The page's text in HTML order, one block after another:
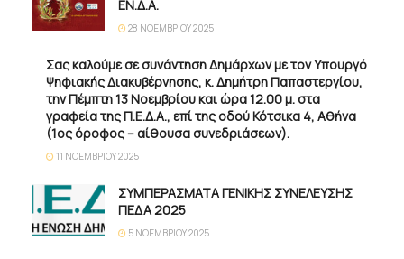
ΕΝ.Δ.Α.
28 ΝΟΕΜΒΡΊΟΥ 2025
Σας καλούμε σε συνάντηση Δημάρχων με τον Υπουργό
Ψηφιακής Διακυβέρνησης, κ. Δημήτρη Παπαστεργίου,
την Πέμπτη 13 Νοεμβρίου και ώρα 12.00 μ. στα
γραφεία της Π.Ε.Δ.Α., επί της οδού Κότσικα 4, Αθήνα
(1ος όροφος – αίθουσα συνεδριάσεων).
11 ΝΟΕΜΒΡΊΟΥ 2025
ΣΥΜΠΕΡΑΣΜΑΤΑ ΓΕΝΙΚΗΣ ΣΥΝΕΛΕΥΣΗΣ
ΠΕΔΑ 2025
5 ΝΟΕΜΒΡΊΟΥ 2025